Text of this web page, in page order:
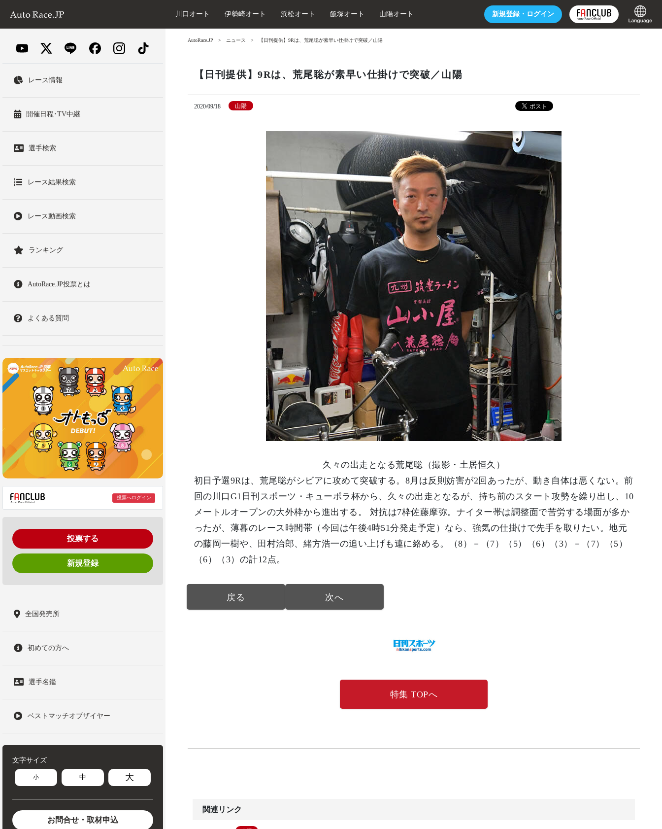
新規登録・ ログイン
川口オート 伊勢崎オート 浜松オート 飯塚オート 山陽オート
レース情報
開催日程･TV中継
選手検索
レース結果検索
レース動画検索
ランキング
AutoRace.JP投票とは
よくある質問
投票へログイン
投票する
新規登録
全国発売所
初めての方へ
選手名鑑
ベストマッチオブザイヤー
文字サイズ
小 中 大
お問合せ・取材申込
AutoRace.JP ニュース 【日刊提供】9Rは、荒尾聡が素早い仕掛けで突破／山陽
【日刊提供】9Rは、荒尾聡が素早い仕掛けで突破／山陽
2020/09/18 山陽
久々の出走となる荒尾聡（撮影・土居恒久）
初日予選9Rは、荒尾聡がシビアに攻めて突破する。8月は反則妨害が2回あったが、動き自体は悪くない。前
回の川口G1日刊スポーツ・キューポラ杯から、久々の出走となるが、持ち前のスタート攻勢を繰り出し、10
メートルオープンの大外枠から進出する。 対抗は7枠佐藤摩弥。ナイター帯は調整面で苦労する場面が多か
ったが、薄暮のレース時間帯（今回は午後4時51分発走予定）なら、強気の仕掛けで先手を取りたい。地元
の藤岡一樹や、田村治郎、緒方浩一の追い上げも連に絡める。（8）－（7）（5）（6）（3）－（7）（5）
（6）（3）の計12点。
戻る 次へ
特集 TOPへ
関連リンク